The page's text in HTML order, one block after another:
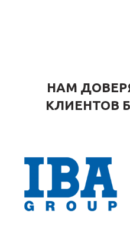
НАМ
КЛИЕНТОВ